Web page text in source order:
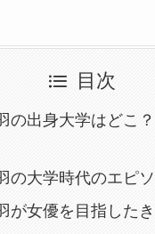
目次
の出身大学はどこ
の大学時代のエピ
が女優を目指した